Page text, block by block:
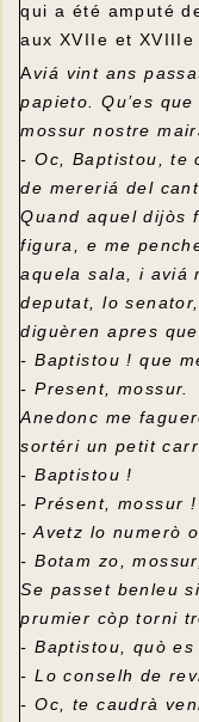
qui a été amputé
aux XVIIe et XVIIIe
Aviá vint ans
papieto. Qu’es
mossur nostre
- Oc, Baptistou, te
de mereriá del
Quand aquel dijòs
figura, e me
aquela sala, i aviá
deputat, lo
diguèren apres
- Baptistou ! que
- Present, mossur.
Anedonc me
sortéri un petit
- Baptistou !
- Présent, mossur !
- Avetz lo numerò
- Botam zo,
Se passet benleu
prumier còp torni
- Baptistou, quò
- Lo conselh de
- Oc, te caudrà